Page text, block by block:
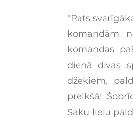
"Pats
komandām
komandas
dienā divas
džekiem,
preikšā!
Saku lielu